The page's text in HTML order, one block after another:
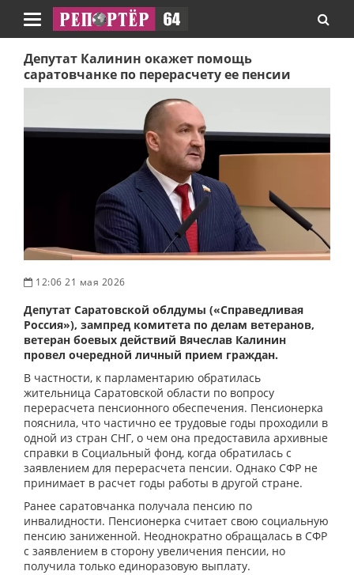
Навигация
Депутат Калинин окажет помощь
саратовчанке по перерасчету ее пенсии
12:06 21 мая 2026
Депутат Саратовской облдумы («Справедливая
Россия»), зампред комитета по делам ветеранов,
ветеран боевых действий Вячеслав Калинин
провел очередной личный прием граждан.
В частности, к парламентарию обратилась
жительница Саратовской области по вопросу
перерасчета пенсионного обеспечения. Пенсионерка
пояснила, что частично ее трудовые годы проходили в
одной из стран СНГ, о чем она предоставила архивные
справки в Социальный фонд, когда обратилась с
заявлением для перерасчета пенсии. Однако СФР не
принимает в расчет годы работы в другой стране.
Ранее саратовчанка получала пенсию по
инвалидности. Пенсионерка считает свою социальную
пенсию заниженной. Неоднократно обращалась в СФР
с заявлением в сторону увеличения пенсии, но
получила только единоразовую выплату.